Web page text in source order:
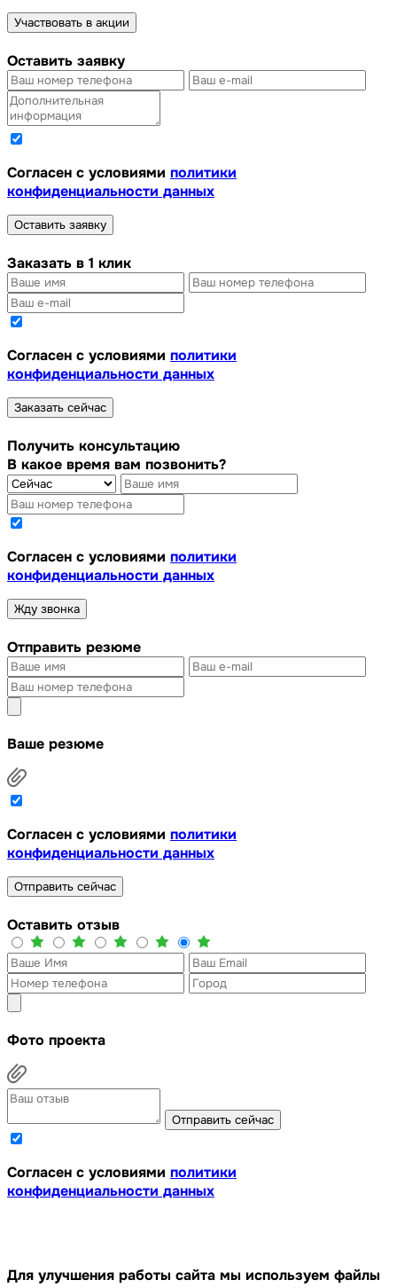
Участвовать в акции
Оставить заявку
Cогласен с условиями политики
конфиденциальности данных
Оставить заявку
Заказать в 1 клик
Cогласен с условиями политики
конфиденциальности данных
Заказать сейчас
Получить консультацию
В какое время вам позвонить?
Cогласен с условиями политики
конфиденциальности данных
Жду звонка
Отправить резюме
Ваше резюме
Cогласен с условиями политики
конфиденциальности данных
Отправить сейчас
Оставить отзыв
Фото проекта
Отправить сейчас
Cогласен с условиями политики
конфиденциальности данных
Для улучшения работы сайта мы используем файлы